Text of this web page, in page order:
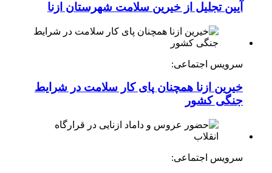
آیین تجلیل از خیرین سلامت شهرستان ازنا
سرویس اجتماعی:
خیرین ازنا همچنان پای کار سلامت در شرایط
جنگی کشور
سرویس اجتماعی: